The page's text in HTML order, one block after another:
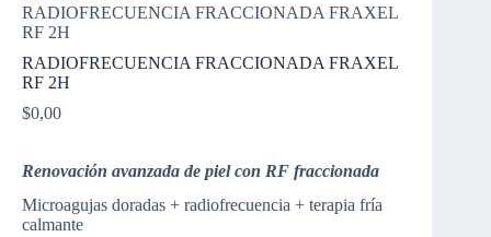
RADIOFRECUENCIA FRACCIONADA FRAXEL
RF 2H
RADIOFRECUENCIA FRACCIONADA FRAXEL
RF 2H
$0,00
Renovación avanzada de piel con RF fraccionada
Microagujas doradas + radiofrecuencia + terapia fría
calmante